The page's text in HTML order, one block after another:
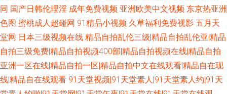
同 国产日韩伦理淫 成年免费视频 亚洲欧美中文视频 东京热亚洲
色图 蜜桃成人超碰网 91精品小视频 久草福利免费视影 五月天
堂网 日本三级视频在线 精品自拍乱伦三级|精品自拍乱伦亚|精品
自拍三级免费|精品自拍视频400部|精品自拍视频在线|精品自拍
亚洲一区在线|精品自拍一区|精品自拍中文在线观看|精品自在现
线|精品自在线观看 91天堂视频|91天堂素人|91天堂素人约|91天